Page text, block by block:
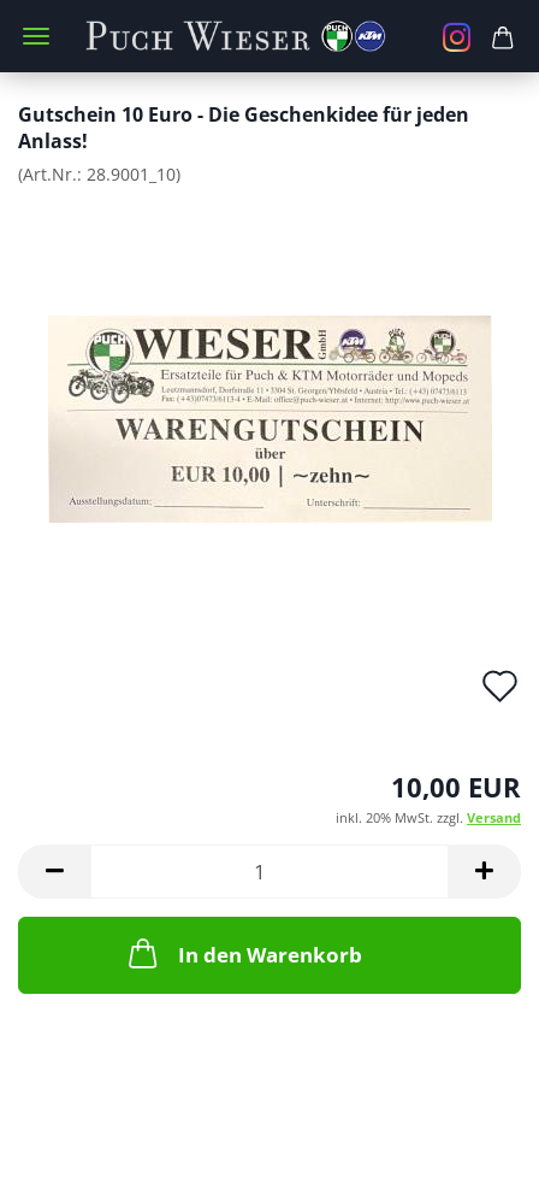
Gutschein 10 Euro - Die Geschenkidee für jeden
Anlass!
(Art.Nr.: 28.9001_10)
10,00 EUR
inkl. 20% MwSt. zzgl. Versand
In den Warenkorb